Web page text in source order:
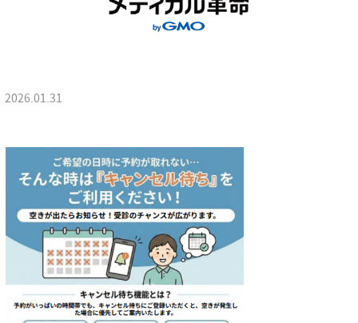
2026.01.31